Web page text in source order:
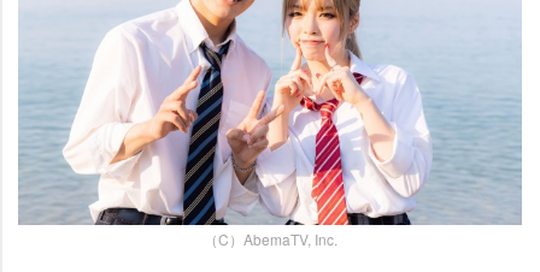
（C）AbemaTV, Inc.